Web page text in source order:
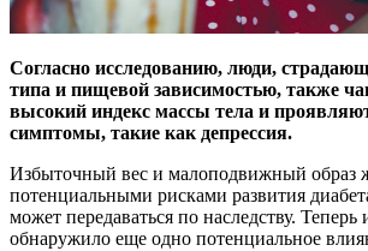
Согласно исследованию, люди,
типа и пищевой зависимостью, также
высокий индекс массы тела и
симптомы, такие как депрессия.
Избыточный вес и малоподвижный образ
потенциальными рисками развития
может передаваться по наследству. Теперь
обнаружило еще одно потенциальное